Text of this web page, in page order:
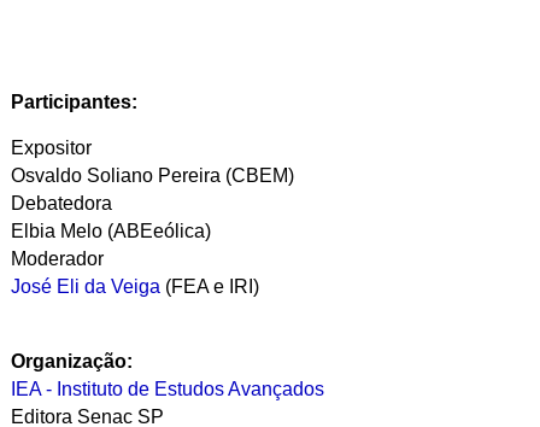
Participantes:
Expositor
Osvaldo Soliano Pereira (CBEM)
Debatedora
Elbia Melo (ABEeólica)
Moderador
José Eli da Veiga (FEA e IRI)
Organização:
IEA - Instituto de Estudos Avançados
Editora Senac SP